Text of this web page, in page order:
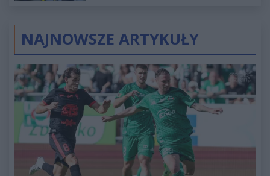
NAJNOWSZE ARTYKUŁY